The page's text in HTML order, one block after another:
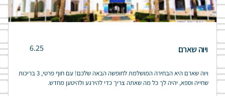
ויוה שארם 6.25
ויוה שארם היא הבחירה המושלמת לחופשה הבאה שלכם! עם חוף פרטי, 3 בריכות
שחייה וספא, יהיה לך כל מה שאתה צריך כדי להירגע ולהיטען מחדש.